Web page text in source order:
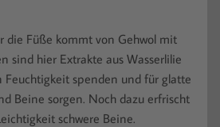
die Füße kommt von Gehwol mit
sind hier Extrakte aus Wasserlilie
Feuchtigkeit spenden und für glatte
Beine sorgen. Noch dazu erfrischt
schwere Beine.